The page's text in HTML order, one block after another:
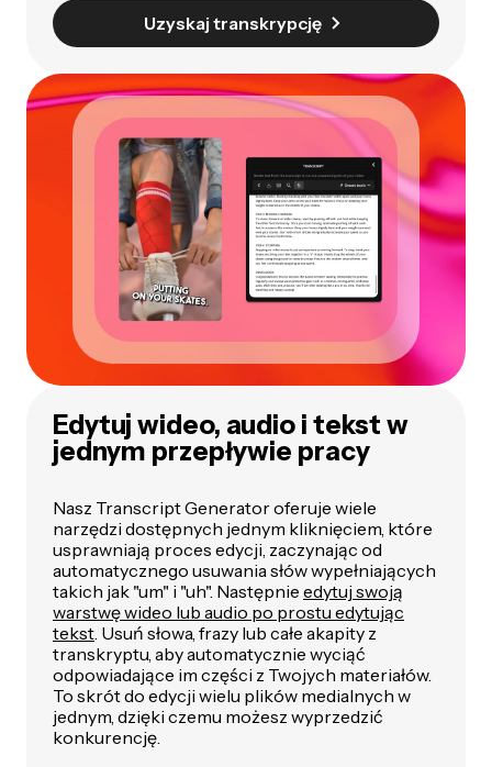
Uzyskaj transkrypcję
Edytuj wideo, audio i tekst w
jednym przepływie pracy
Nasz Transcript Generator oferuje wiele
narzędzi dostępnych jednym kliknięciem, które
usprawniają proces edycji, zaczynając od
automatycznego usuwania słów wypełniających
takich jak "um" i "uh". Następnie edytuj swoją
warstwę wideo lub audio po prostu edytując
tekst. Usuń słowa, frazy lub całe akapity z
transkryptu, aby automatycznie wyciąć
odpowiadające im części z Twojych materiałów.
To skrót do edycji wielu plików medialnych w
jednym, dzięki czemu możesz wyprzedzić
konkurencję.